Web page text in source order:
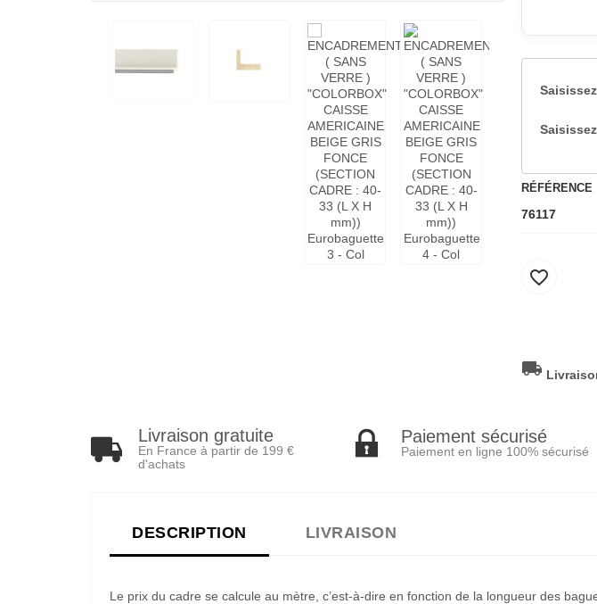
RÉFÉRENCE
76117
favorite_border
local_shipping
Livraison gratuite
En France à partir de 199 €
d'achats
Paiement sécurisé
Paiement en ligne 100% sécurisé
DESCRIPTION LIVRAISON
Le prix du cadre se calcule au mètre, c’est-à-dire en fonction de la longueur des